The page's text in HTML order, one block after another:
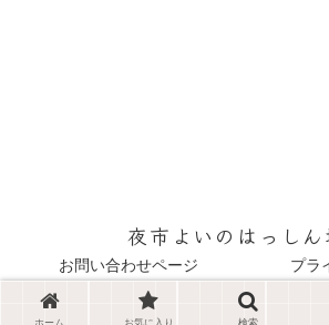
夜市よいのはっしん
お問い合わせページ プラ
© 2022 夜市よいのはっしん
ホーム お気に入り 検索